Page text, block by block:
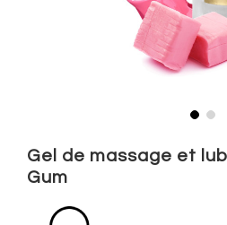
the
beginning
Gel de massage et
Gum